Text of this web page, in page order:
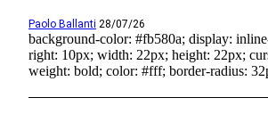
Paolo Ballanti 28/07/26
background-color: #fb580a; display:
right: 10px; width: 22px; height: 22px;
weight: bold; color: #fff; border-radius: